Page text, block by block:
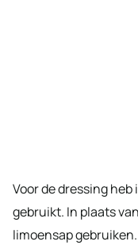
Voor de dressing
gebruikt. In plaats
limoensap